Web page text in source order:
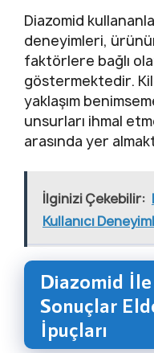
Diazomid
deneyimleri,
faktörlere bağlı
göstermektedir.
yaklaşım
unsurları ihmal
arasında yer
İlginizi Çekebilir:
Kullanıcı
Diazomid
Sonuçlar
İpuçları